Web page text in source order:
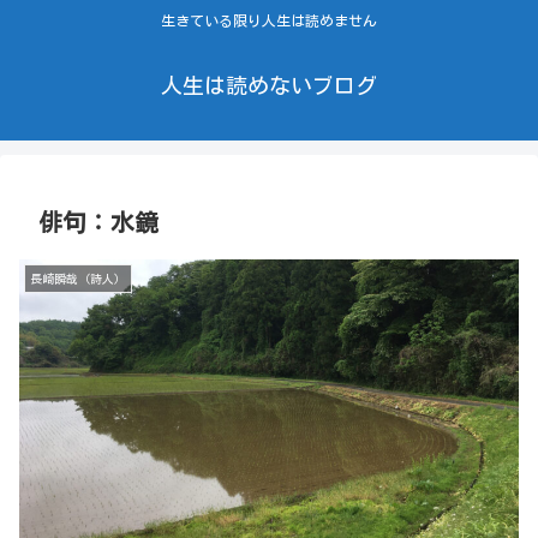
生きている限り人生は読めません
人生は読めないブログ
俳句：水鏡
長崎瞬哉（詩人）